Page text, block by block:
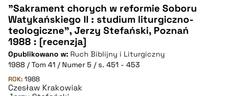
CZYSTY TEKST
pobierz cytat
BIBTEX
"Sakrament chorych w reformie Soboru
Watykańskiego II : studium liturgiczno-
teologiczne", Jerzy Stefański, Poznań
1988 : [recenzja]
Opublikowano w: Ruch Biblijny i Liturgiczny
1988 / Tom 41 / Numer 5 / s. 451 - 453
ROK: 1988
Czesław Krakowiak